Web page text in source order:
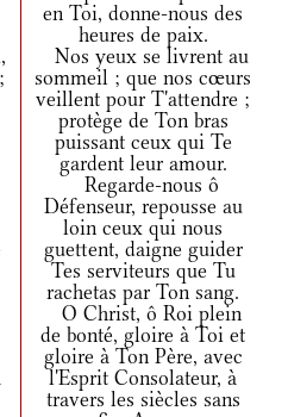
en Toi, donne-nous des
heures de paix.
Nos yeux se livrent au
sommeil ; que nos cœurs
veillent pour T'attendre ;
protège de Ton bras
puissant ceux qui Te
gardent leur amour.
Regarde-nous ô
Défenseur, repousse au
loin ceux qui nous
guettent, daigne guider
Tes serviteurs que Tu
rachetas par Ton sang.
O Christ, ô Roi plein
de bonté, gloire à Toi et
gloire à Ton Père, avec
l'Esprit Consolateur, à
travers les siècles sans